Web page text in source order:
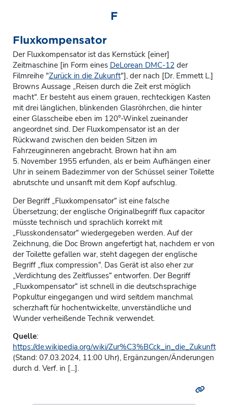
F
Fluxkompensator
Der Fluxkompensator ist das Kernstück [einer]
Zeitmaschine [in Form eines DeLorean DMC-12 der
Filmreihe "Zurück in die Zukunft"], der nach [Dr. Emmett L.]
Browns Aussage „Reisen durch die Zeit erst möglich
macht“. Er besteht aus einem grauen, rechteckigen Kasten
mit drei länglichen, blinkenden Glasröhrchen, die hinter
einer Glasscheibe eben im 120°-Winkel zueinander
angeordnet sind. Der Fluxkompensator ist an der
Rückwand zwischen den beiden Sitzen im
Fahrzeuginneren angebracht. Brown hat ihn am
5. November 1955 erfunden, als er beim Aufhängen einer
Uhr in seinem Badezimmer von der Schüssel seiner Toilette
abrutschte und unsanft mit dem Kopf aufschlug.
Der Begriff „Fluxkompensator“ ist eine falsche
Übersetzung; der englische Originalbegriff flux capacitor
müsste technisch und sprachlich korrekt mit
„Flusskondensator“ wiedergegeben werden. Auf der
Zeichnung, die Doc Brown angefertigt hat, nachdem er von
der Toilette gefallen war, steht dagegen der englische
Begriff „flux compression“. Das Gerät ist also eher zur
„Verdichtung des Zeitflusses“ entworfen. Der Begriff
„Fluxkompensator“ ist schnell in die deutschsprachige
Popkultur eingegangen und wird seitdem manchmal
scherzhaft für hochentwickelte, unverständliche und
Wunder verheißende Technik verwendet.
Quelle:
https://de.wikipedia.org/wiki/Zur%C3%BCck_in_die_Zukunft
(Stand: 07.03.2024, 11:00 Uhr), Ergänzungen/Änderungen
durch d. Verf. in [...].